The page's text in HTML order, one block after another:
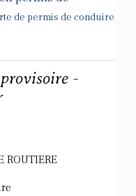
de permis de conduire
-
ROUTIERE